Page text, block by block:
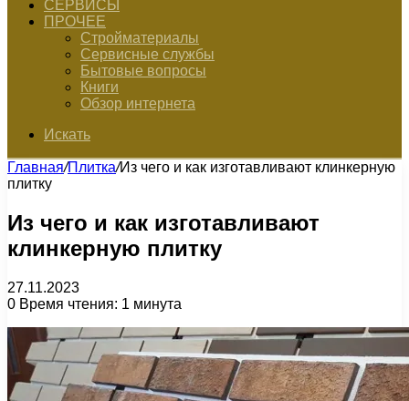
СЕРВИСЫ
ПРОЧЕЕ
Стройматериалы
Сервисные службы
Бытовые вопросы
Книги
Обзор интернета
Искать
Главная/Плитка/Из чего и как изготавливают клинкерную
плитку
Из чего и как изготавливают
клинкерную плитку
27.11.2023
0 Время чтения: 1 минута